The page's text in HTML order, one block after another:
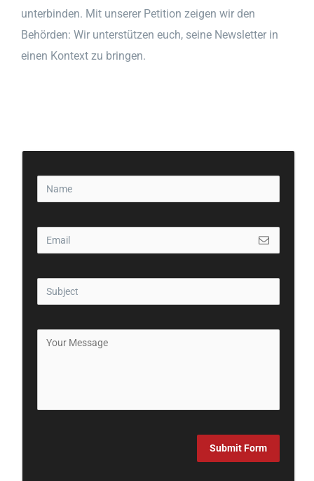
unterbinden. Mit unserer Petition zeigen wir den
Behörden: Wir unterstützen euch, seine Newsletter in
einen Kontext zu bringen.
Submit Form